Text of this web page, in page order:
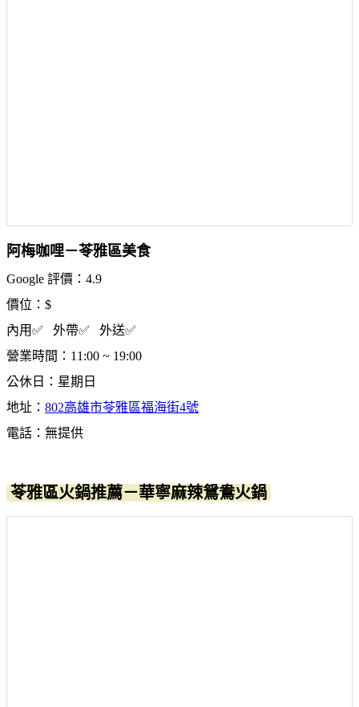
阿梅咖哩－苓雅區美食
Google 評價：4.9
價位：$
內用✅ 外帶✅ 外送✅
營業時間：11:00 ~ 19:00
公休日：星期日
地址： 802高雄市苓雅區福海街4號
電話：無提供
苓雅區火鍋推薦－華寧麻辣鴛鴦火鍋